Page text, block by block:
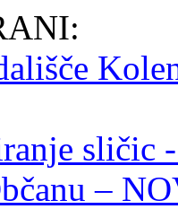
sličic
–